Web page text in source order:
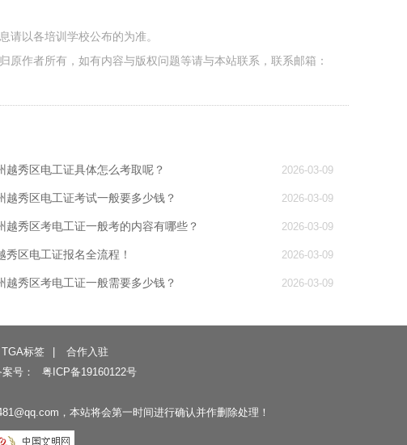
请以各培训学校公布的为准。
作者所有，如有内容与版权问题等请与本站联系，联系邮箱：
越秀区电工证具体怎么考取呢？ 2026-03-09
越秀区电工证考试一般要多少钱？ 2026-03-09
越秀区考电工证一般考的内容有哪些？ 2026-03-09
秀区电工证报名全流程！ 2026-03-09
越秀区考电工证一般需要多少钱？ 2026-03-09
TGA标签
合作入驻
号：
粤ICP备19160122号
，本站将会第一时间进行确认并作删除处理！